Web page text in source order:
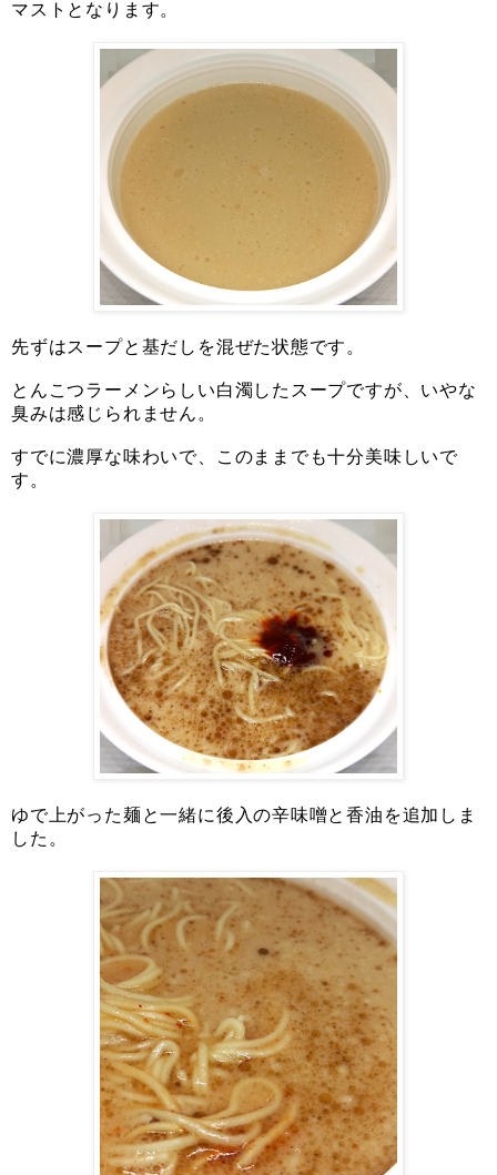
マストとなります。
先ずはスープと基だしを混ぜた状態です。
とんこつラーメンらしい白濁したスープですが、いやな
臭みは感じられません。
すでに濃厚な味わいで、このままでも十分美味しいで
す。
ゆで上がった麺と一緒に後入の辛味噌と香油を追加しま
した。